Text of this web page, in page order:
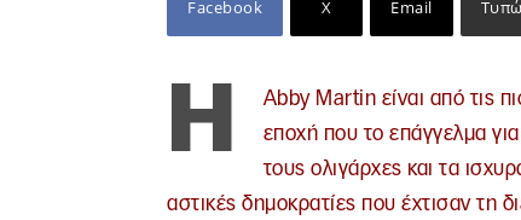
Facebook X Email
Η
Abby Martin είναι από τις
εποχή που το επάγγελμα
τους ολιγάρχες και τα
αστικές δημοκρατίες που έχτισαν τη